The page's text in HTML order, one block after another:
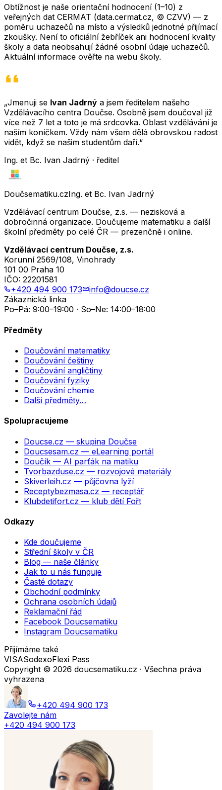
Obtížnost je naše orientační hodnocení (1–10) z
veřejných dat CERMAT (data.cermat.cz, © CZVV) — z
poměru uchazečů na místo a výsledků jednotné přijímací
zkoušky. Není to oficiální žebříček ani hodnocení kvality
školy a data neobsahují žádné osobní údaje uchazečů.
Aktuální informace ověřte na webu školy.
„Jmenuji se Ivan Jadrný a jsem ředitelem našeho
Vzdělávacího centra Doučse. Osobně jsem doučoval již
více než 7 let a toto je má srdcovka. Oblast vzdělávání je
naším koníčkem. Vždy nám všem dělá obrovskou radost
vidět, když se našim studentům daří.“
Ing. et Bc. Ivan Jadrný · ředitel
Doučsematiku.czIng. et Bc. Ivan Jadrný
Vzdělávací centrum Doučse, z.s. — nezisková a
dobročinná organizace. Doučujeme matematiku a další
školní předměty po celé ČR — prezenčně i online.
Vzdělávací centrum Doučse, z.s.
Korunní 2569/108, Vinohrady
101 00 Praha 10
IČO: 22201581
+420 494 900 173
info@doucse.cz
Zákaznická linka
Po–Pá: 9:00–19:00 · So–Ne: 14:00–18:00
Předměty
Doučování matematiky
Doučování češtiny
Doučování angličtiny
Doučování fyziky
Doučování chemie
Další předměty…
Spolupracujeme
Doucse.cz — skupina Doučse
Doucsesam.cz — eLearning portál
Doučík — AI parťák na matiku
Tvorbazduse.cz — rozvojové materiály
Skiverleih.cz — půjčovna lyží
Receptybezmasa.cz — receptář
Klubdetifort.cz — klub dětí Fořt
Odkazy
Kde doučujeme
Střední školy v ČR
Blog — naše články
Jak to u nás funguje
Časté dotazy
Obchodní podmínky
Ochrana osobních údajů
Reklamační řád
Facebook Doucsematiku
Instagram Doucsematiku
Přijímáme také
VISASodexoFlexi Pass
Copyright © 2026 doucsematiku.cz · Všechna práva
vyhrazena
+420 494 900 173
Zavolejte nám
+420 494 900 173